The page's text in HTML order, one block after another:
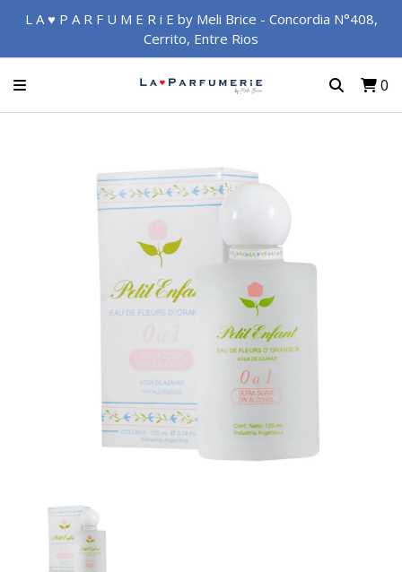
L A ♥ P A R F U M E R i E by Meli Brice - Concordia N°408,
Cerrito, Entre Rios
0